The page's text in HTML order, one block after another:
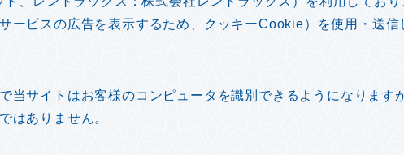
ービスの広告を表示するため、クッキーCookie）を使用・送信
当サイトはお客様のコンピュータを識別できるようになります
はありません。